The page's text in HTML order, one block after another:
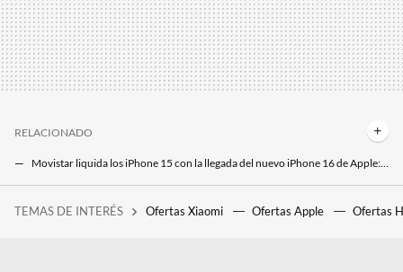
RELACIONADO
Movistar liquida los iPhone 15 con la llegada del nuevo iPhone 16 de Apple: ahora por 289 euros
TEMAS DE INTERÉS Ofertas Xiaomi Ofertas Apple Ofertas